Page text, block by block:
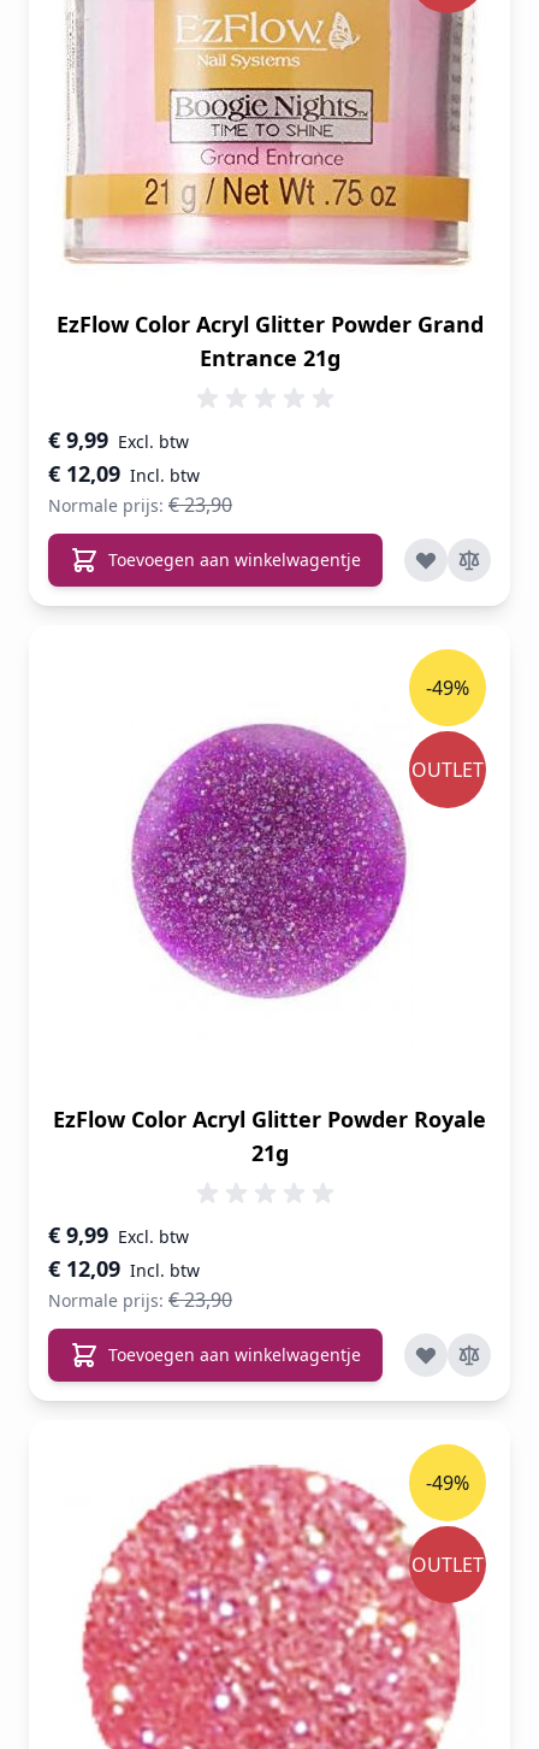
EzFlow Color Acryl Glitter Powder Grand
Entrance 21g
Speciale prijs
€ 12,09
€ 9,99
Normale prijs: € 23,90
Toevoegen aan winkelwagentje
EzFlow Color Acryl Glitter Powder Royale
21g
Speciale prijs
€ 12,09
€ 9,99
Normale prijs: € 23,90
-49%
OUTLET
Toevoegen aan winkelwagentje
-49%
OUTLET